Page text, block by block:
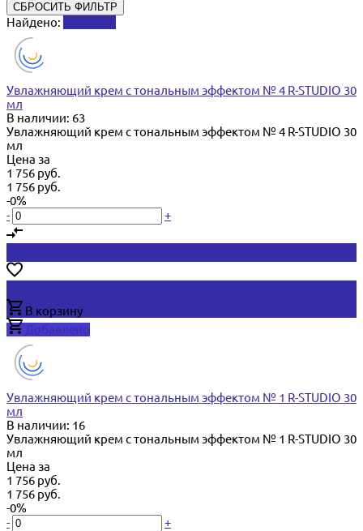
СБРОСИТЬ ФИЛЬТР
Найдено:
Увлажняющий крем с тональным эффектом № 4 R-STUDIO 30
мл
В наличии: 63
Увлажняющий крем с тональным эффектом № 4 R-STUDIO 30
мл
Цена за
1 756 руб.
1 756 руб.
-0%
-
+
В корзину
Добавлено
Увлажняющий крем с тональным эффектом № 1 R-STUDIO 30
мл
В наличии: 16
Увлажняющий крем с тональным эффектом № 1 R-STUDIO 30
мл
Цена за
1 756 руб.
1 756 руб.
-0%
-
+